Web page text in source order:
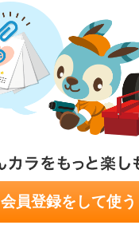
N-BOXカスタム
RAIMA-0014さん
ホンダ(純正) 大型
ール
N-BOXカスタム [JF5/6]
25
GOODYEAR
会員登録をして使う